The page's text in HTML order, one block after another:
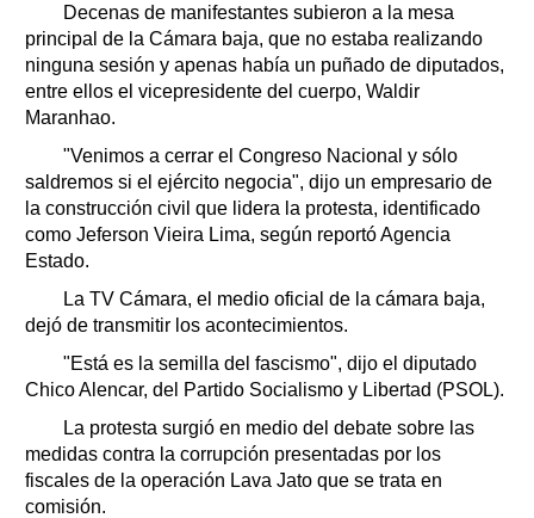
Decenas de manifestantes subieron a la mesa
principal de la Cámara baja, que no estaba realizando
ninguna sesión y apenas había un puñado de diputados,
entre ellos el vicepresidente del cuerpo, Waldir
Maranhao.
"Venimos a cerrar el Congreso Nacional y sólo
saldremos si el ejército negocia", dijo un empresario de
la construcción civil que lidera la protesta, identificado
como Jeferson Vieira Lima, según reportó Agencia
Estado.
La TV Cámara, el medio oficial de la cámara baja,
dejó de transmitir los acontecimientos.
"Está es la semilla del fascismo", dijo el diputado
Chico Alencar, del Partido Socialismo y Libertad (PSOL).
La protesta surgió en medio del debate sobre las
medidas contra la corrupción presentadas por los
fiscales de la operación Lava Jato que se trata en
comisión.